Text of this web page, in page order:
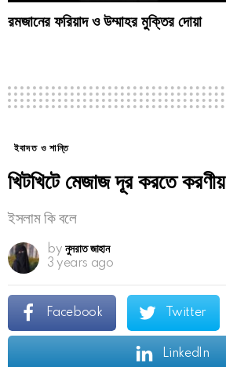
রমজানের ফরিয়াদ ও উম্মাহর মুক্তির দোয়া
ইবাদত ও শান্তি
খিটখিটে মেজাজ দূর করতে করণীয়
ইসলাম কি বলে
by নুসরাত জাহান
3 years ago
Facebook Twitter
LinkedIn